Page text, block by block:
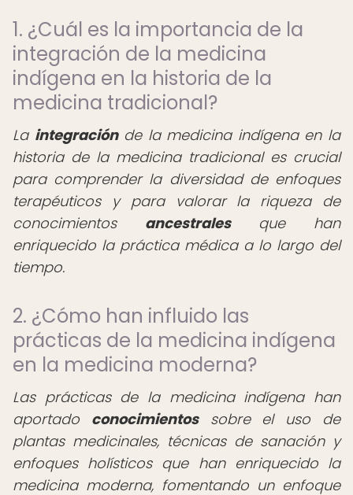
1. ¿Cuál es la importancia de la
integración de la medicina
indígena en la historia de la
medicina tradicional?
La integraciónde la medicina indígena en la
historia de la medicina tradicional es crucial
para comprender la diversidad de enfoques
terapéuticos y para valorar la riqueza de
conocimientos ancestralesque han
enriquecido la práctica médica a lo largo del
tiempo.
2. ¿Cómo han influido las
prácticas de la medicina indígena
en la medicina moderna?
Las prácticas de la medicina indígena han
aportado conocimientossobre el uso de
plantas medicinales, técnicas de sanación y
enfoques holísticos que han enriquecido la
medicina moderna, fomentando un enfoque